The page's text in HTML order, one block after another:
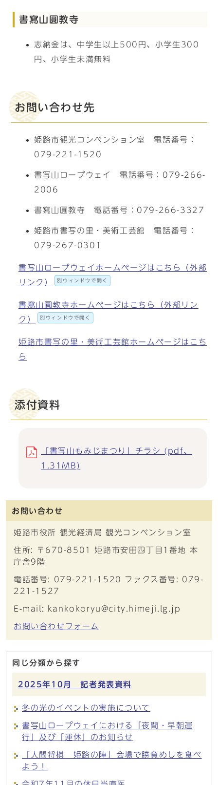
書寫山圓教寺
志納金は、中学生以上500円、小学生300
円、小学生未満無料
お問い合わせ先
姫路市観光コンベンション室 電話番号：
079-221-1520
書写山ロープウェイ 電話番号：079-266-
2006
書寫山圓教寺 電話番号：079-266-3327
姫路市書写の里・美術工芸館 電話番号：
079-267-0301
書写山ロープウェイホームページはこちら（外部
リンク）
別ウィンドウで開く
書寫山圓教寺ホームページはこちら（外部リン
ク）
別ウィンドウで開く
姫路市書写の里・美術工芸館ホームページはこち
ら
添付資料
「書写山もみじまつり」チラシ (pdf、
1.31MB)
お問い合わせ
姫路市役所 観光経済局 観光コンベンション室
住所: 〒670-8501 姫路市安田四丁目1番地 本
庁舎9階
電話番号: 079-221-1520 ファクス番号: 079-
221-1527
E-mail: kankokoryu@city.himeji.lg.jp
お問い合わせフォーム
同じ分類から探す
2025年10月 記者発表資料
冬の光のイベントの実施について
書写山ロープウェイにおける「夜間・早朝運
行」及び「運休」のお知らせ
「人間将棋 姫路の陣」会場で勝負めしを食べ
よう！